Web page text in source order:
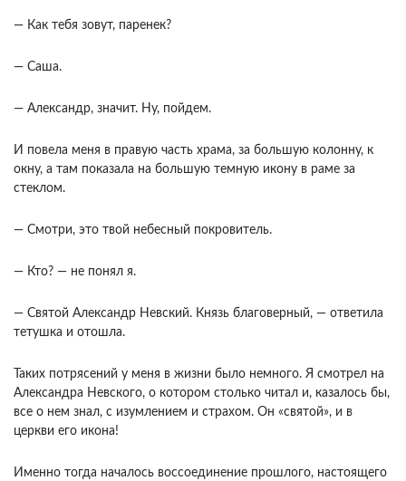
— Как тебя зовут, паренек?
— Саша.
— Александр, значит. Ну, пойдем.
И повела меня в правую часть храма, за большую колонну, к
окну, а там показала на большую темную икону в раме за
стеклом.
— Смотри, это твой небесный покровитель.
— Кто? — не понял я.
— Святой Александр Невский. Князь благоверный, — ответила
тетушка и отошла.
Таких потрясений у меня в жизни было немного. Я смотрел на
Александра Невского, о котором столько читал и, казалось бы,
все о нем знал, с изумлением и страхом. Он «святой», и в
церкви его икона!
Именно тогда началось воссоединение прошлого, настоящего